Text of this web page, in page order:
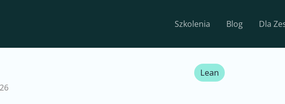
Szkolenia Blog Dla
Lean